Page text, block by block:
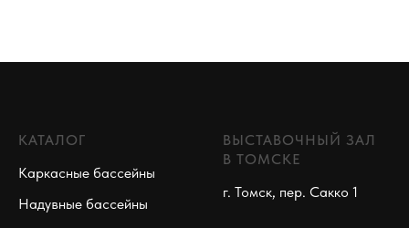
КАТАЛОГ
Каркасные бассейны
Надувные бассейны
ВЫСТАВОЧНЫЙ ЗАЛ
В ТОМСКЕ
г. Томск, пер. Сакко 1